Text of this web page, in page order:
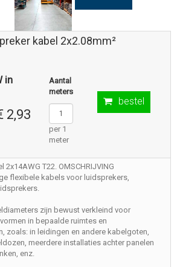
kabel 2x2.08mm²
in
2,93
Aantal
meters
per 1
meter
bestel
T22. OMSCHRIJVING
flexibele kabels voor luidsprekers,
zijn bewust verkleind voor
in bepaalde ruimtes en
zoals: in leidingen en andere kabelgoten,
meerdere installaties achter panelen
enz.